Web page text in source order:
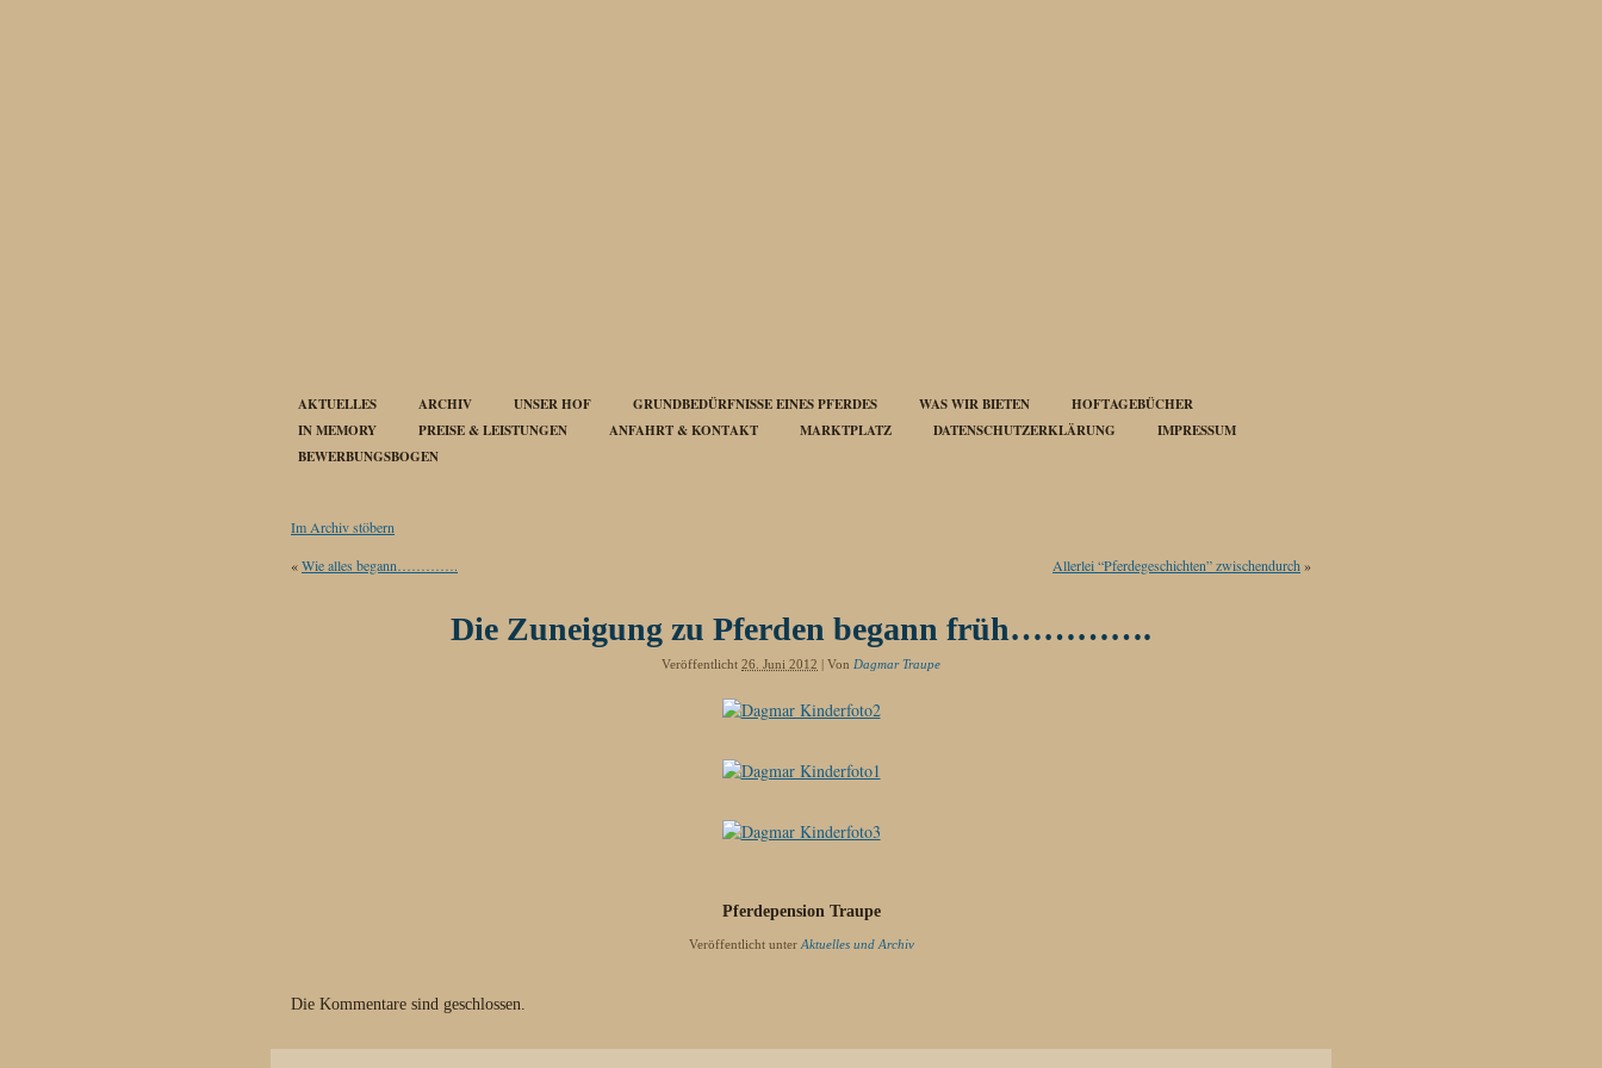
AKTUELLES ARCHIV UNSER HOF GRUNDBEDÜRFNISSE EINES PFERDES WAS WIR BIETEN
HOFTAGEBÜCHER
IN MEMORY
PREISE & LEISTUNGEN ANFAHRT & KONTAKT MARKTPLATZ DATENSCHUTZERKLÄRUNG
IMPRESSUM
BEWERBUNGSBOGEN
Im Archiv stöbern
«Wie alles begann…………. Allerlei “Pferdegeschichten” zwischendurch »
Die Zuneigung zu Pferden begann früh………….
Veröffentlicht 26. Juni 2012 | Von Dagmar Traupe
Pferdepension Traupe
Veröffentlicht unter Aktuelles und Archiv
Die Kommentare sind geschlossen.